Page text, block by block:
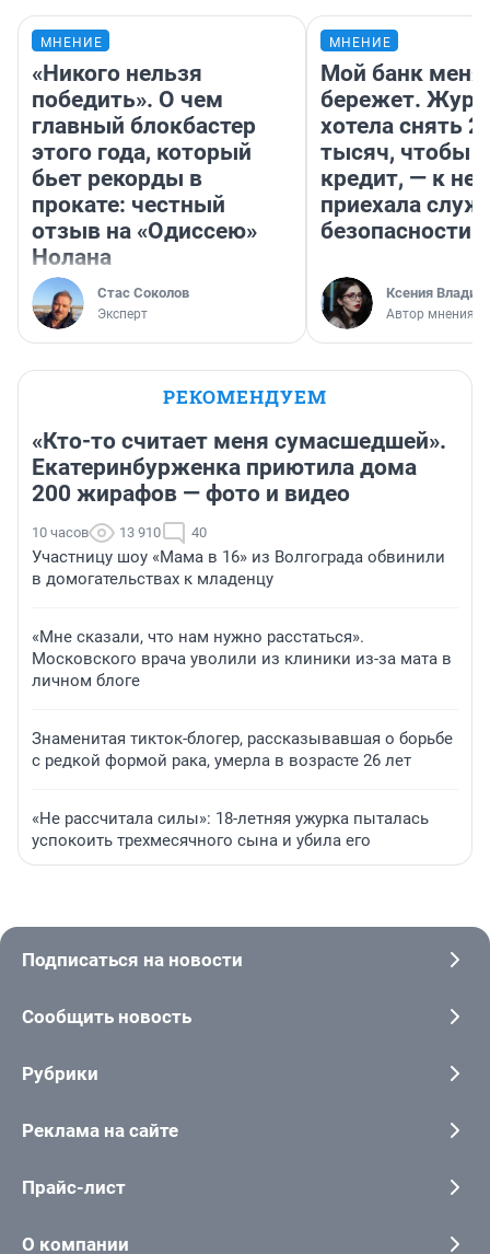
МНЕНИЕ
«Никого нельзя
победить». О чем
главный блокбастер
этого года, который
бьет рекорды в
прокате: честный
отзыв на «Одиссею»
Нолана
Стас Соколов
Эксперт
МНЕНИЕ
Мой банк меня
бережет.
хотела снять
тысяч, чтобы
кредит, — к
приехала
безопасности
Ксения
Автор мнения
РЕКОМЕНДУЕМ
«Кто-то считает меня сумасшедшей».
Екатеринбурженка приютила дома
200 жирафов — фото и видео
10 часов 13 910 40
Участницу шоу «Мама в 16» из Волгограда обвинили
в домогательствах к младенцу
«Мне сказали, что нам нужно расстаться».
Московского врача уволили из клиники из-за мата в
личном блоге
Знаменитая тикток-блогер, рассказывавшая о борьбе
с редкой формой рака, умерла в возрасте 26 лет
«Не рассчитала силы»: 18-летняя ужурка пыталась
успокоить трехмесячного сына и убила его
Подписаться на новости
Сообщить новость
Рубрики
Реклама на сайте
Прайс-лист
О компании